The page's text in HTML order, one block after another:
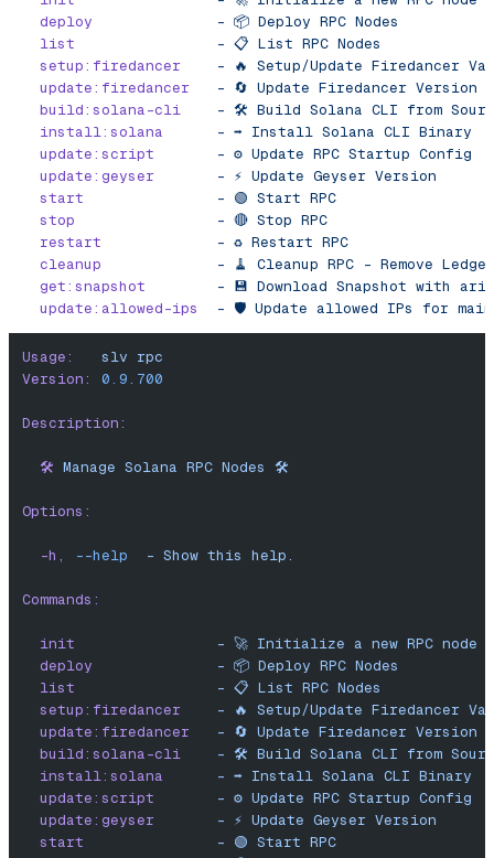
  deploy
              -
📦 Deploy RPC Nodes
  list
                -
📋 List RPC Nodes
  setup:firedancer
    -
🔥 Setup/Update Firedancer
  update:firedancer
   -
🔄 Update Firedancer Version
  build:solana-cli
    -
🛠️ Build Solana CLI from
  install:solana
      -
➡️ Install Solana CLI Binary
  update:script
       -
⚙️ Update RPC Startup Config
  update:geyser
       -
⚡️ Update Geyser Version
  start
               -
🟢 Start RPC
  stop
                -
🔴 Stop RPC
  restart
             -
♻️ Restart RPC
  cleanup
             -
🧹 Cleanup RPC - Remove
  get:snapshot
        -
💾 Download Snapshot with
  update:allowed-ips
  -
🛡️ Update allowed IPs for
Usage:
   slv
rpc
Version:
0.9.700
Description:
  🛠️
Manage Solana RPC Nodes 🛠️
Options:
  -h,
--help
  -
Show this help.
Commands:
  init
                -
🚀 Initialize a new RPC node
  deploy
              -
📦 Deploy RPC Nodes
  list
                -
📋 List RPC Nodes
  setup:firedancer
    -
🔥 Setup/Update Firedancer
  update:firedancer
   -
🔄 Update Firedancer Version
  build:solana-cli
    -
🛠️ Build Solana CLI from
  install:solana
      -
➡️ Install Solana CLI Binary
  update:script
       -
⚙️ Update RPC Startup Config
  update:geyser
       -
⚡️ Update Geyser Version
  start
               -
🟢 Start RPC